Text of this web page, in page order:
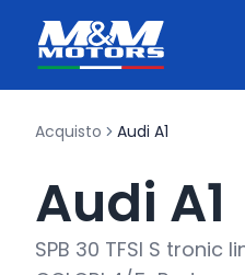
Acquisto Audi A1
Audi A1
SPB 30 TFSI S tronic